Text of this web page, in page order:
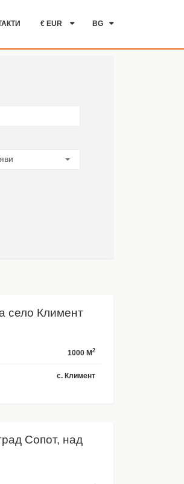
€ EUR BG
село Климент
1000 M2
с. Климент
Сопот, над